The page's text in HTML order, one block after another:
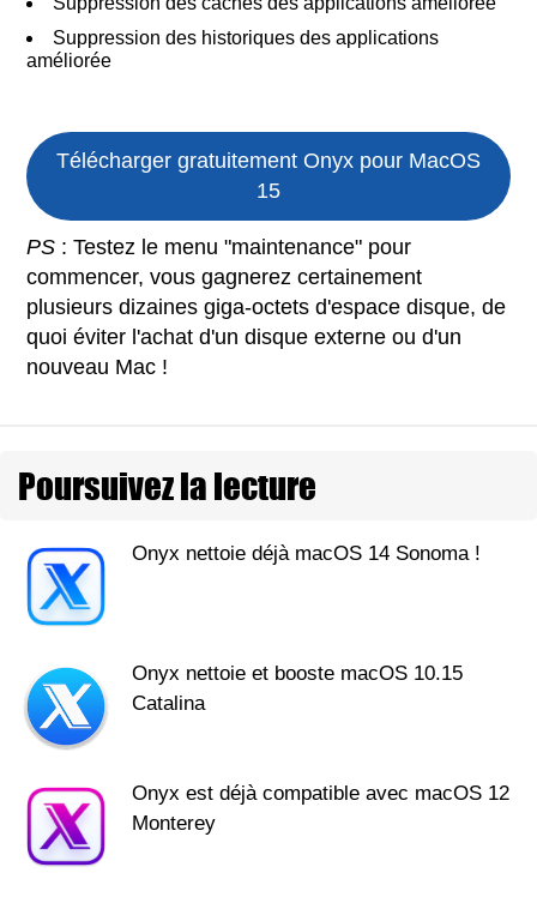
Suppression des historiques des applications
améliorée
Télécharger gratuitement Onyx pour MacOS
15
PS : Testez le menu "maintenance" pour
commencer, vous gagnerez certainement
plusieurs dizaines giga-octets d'espace disque, de
quoi éviter l'achat d'un disque externe ou d'un
nouveau Mac !
Poursuivez la lecture
Onyx nettoie déjà macOS 14 Sonoma !
Onyx nettoie et booste macOS 10.15
Catalina
Onyx est déjà compatible avec macOS 12
Monterey